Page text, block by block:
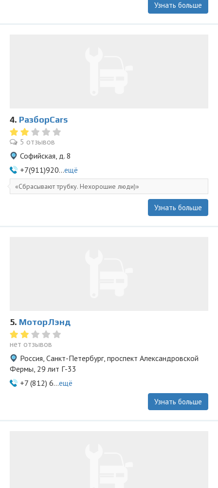
Узнать больше
4. РазборCars
5 отзывов
Софийская, д. 8
+7(911)920...ещё
Сбрасывают трубку. Нехорошие люди)
Узнать больше
5. МоторЛэнд
нет отзывов
Россия, Санкт-Петербург, проспект Александровской
Фермы, 29 лит Г-33
+7 (812) 6...ещё
Узнать больше